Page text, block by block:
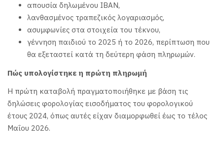
απουσία δηλωμένου IBAN,
λανθασμένος τραπεζικός λογαριασμός,
ασυμφωνίες στα στοιχεία του τέκνου,
γέννηση παιδιού το 2025 ή το 2026, περίπτωση που
θα εξεταστεί κατά τη δεύτερη φάση πληρωμών.
Πώς υπολογίστηκε η πρώτη πληρωμή
Η πρώτη καταβολή πραγματοποιήθηκε με βάση τις
δηλώσεις φορολογίας εισοδήματος του φορολογικού
έτους 2024, όπως αυτές είχαν διαμορφωθεί έως το τέλος
Μαΐου 2026.